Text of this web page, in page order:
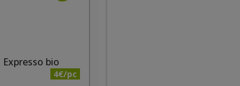
bio
4€/pc